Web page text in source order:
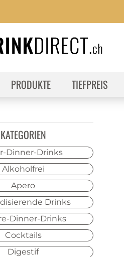
PRODUKTE TIEFPREIS
KATEGORIEN
Dinner-Drinks
Alkoholfrei
Apero
Drinks
Dinner-Drinks
Cocktails
Digestif